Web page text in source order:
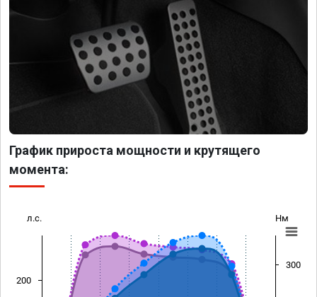
График прироста мощности и крутящего
момента:
л.с. Нм
200
300